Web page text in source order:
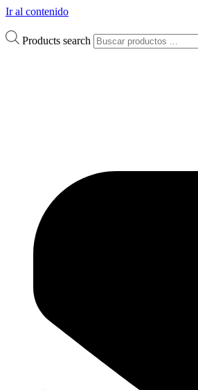
Ir al contenido
Products search